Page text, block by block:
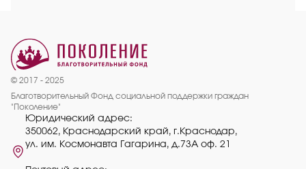
© 2017 - 2025
Благотворительный Фонд социальной поддержки граждан
"Поколение"
Юридический адрес:
350062, Краснодарский край, г.Краснодар,
ул. им. Космонавта Гагарина, д.73А оф. 21